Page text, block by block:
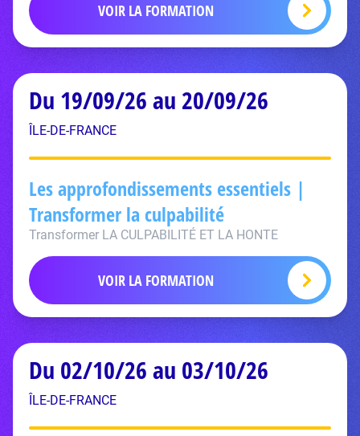
VOIR LA FORMATION
Du 19/09/26 au 20/09/26
ÎLE-DE-FRANCE
Les approfondissements essentiels |
Transformer la culpabilité
Transformer LA CULPABILITÉ ET LA HONTE
VOIR LA FORMATION
Du 02/10/26 au 03/10/26
ÎLE-DE-FRANCE